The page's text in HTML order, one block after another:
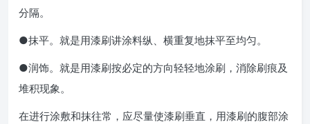
分隔。
●抹平。就是用漆刷讲涂料纵、横重复地抹平至均匀。
●润饰。就是用漆刷按必定的方向轻轻地涂刷，消除刷痕及
堆积现象。
在进行涂敷和抹往常，应尽量使漆刷垂直，用漆刷的腹部涂